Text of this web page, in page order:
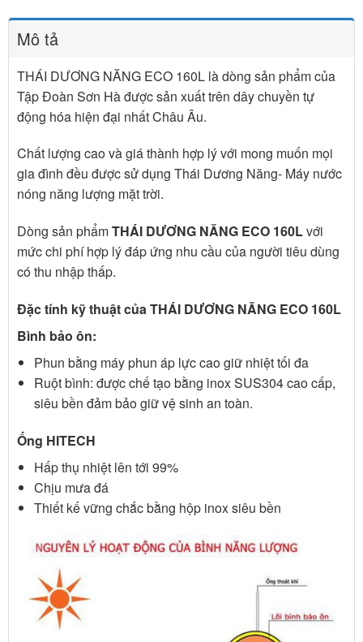
Mô tả
THÁI DƯƠNG NĂNG ECO 160L là dòng sản phẩm của
Tập Đoàn Sơn Hà được sản xuất trên dây chuyền tự
động hóa hiện đại nhất Châu Âu.
Chất lượng cao và giá thành hợp lý với mong muốn mọi
gia đình đều được sử dụng Thái Dương Năng- Máy nước
nóng năng lượng mặt trời.
Dòng sản phẩmTHÁI DƯƠNG NĂNG ECO 160Lvới
mức chi phí hợp lý đáp ứng nhu cầu của người tiêu dùng
có thu nhập thấp.
Đặc tính kỹ thuật của THÁI DƯƠNG NĂNG ECO 160L
Bình bảo ôn:
Phun bằng máy phun áp lực cao giữ nhiệt tối đa
Ruột bình: được chế tạo bằng inox SUS304 cao cấp,
siêu bền đảm bảo giữ vệ sinh an toàn.
Ống HITECH
Hấp thụ nhiệt lên tới 99%
Chịu mưa đá
Thiết kế vững chắc bằng hộp inox siêu bền